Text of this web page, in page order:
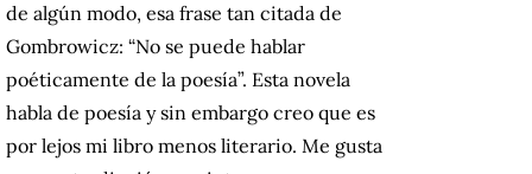
de algún modo, esa frase tan citada de
Gombrowicz: “No se puede hablar
poéticamente de la poesía”. Esta novela
habla de poesía y sin embargo creo que es
por lejos mi libro menos literario. Me gusta